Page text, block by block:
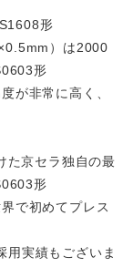
形
）は2000
形
が非常に高く、
た京セラ独自の最
形
で初めてプレス
用実績もございま